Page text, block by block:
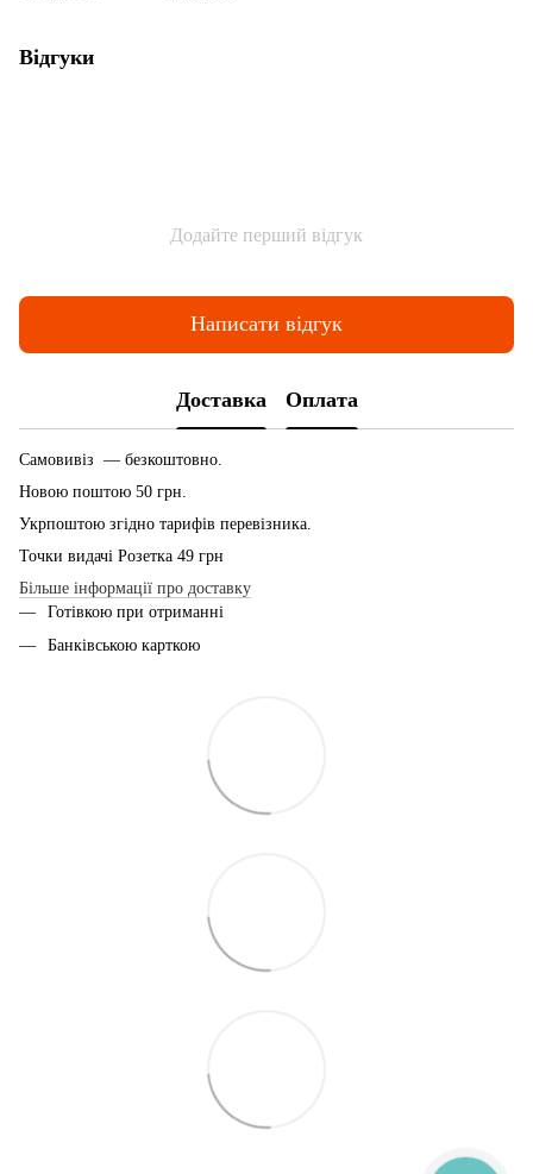
Відгуки
Додайте перший відгук
Написати відгук
Доставка Оплата
Самовивіз — безкоштовно.
Новою поштою 50 грн.
Укрпоштою згідно тарифів перевізника.
Точки видачі Розетка 49 грн
Більше інформації про доставку
Готівкою при отриманні
Банківською карткою